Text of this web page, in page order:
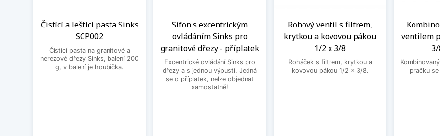
Čistící a leštící pasta Sinks
SCP002
Čistící pasta na granitové a
nerezové dřezy Sinks, balení 200
g, v balení je houbička.
Sifon s excentrickým
ovládáním Sinks pro
granitové dřezy - příplatek
Excentrické ovládání Sinks pro
dřezy a s jednou výpustí. Jedná
se o příplatek, nelze objednat
samostatně!
Rohový ventil s filtrem,
krytkou a kovovou pákou
1/2 x 3/8
Roháček s filtrem, krytkou a
kovovou pákou 1/2 x 3/8.
ventilem
pračku